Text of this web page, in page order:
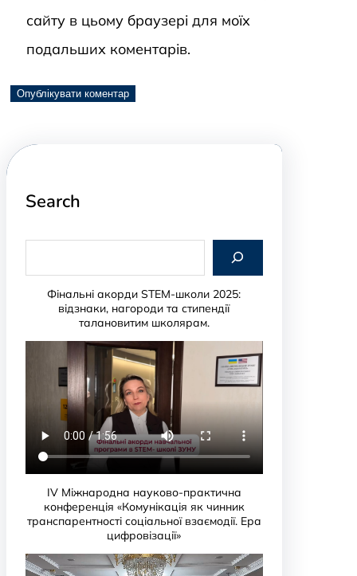
сайту в цьому браузері для моїх
подальших коментарів.
Search
a
Фінальні акорди STEM-школи 2025:
відзнаки, нагороди та стипендії
талановитим школярам.
IV Міжнародна науково-практична
конференція «Комунікація як чинник
транспарентності соціальної взаємодії. Ера
цифровізації»